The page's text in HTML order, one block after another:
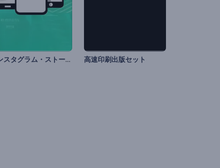
インスタグラム・ストーリーのセット 高速印刷出版セット